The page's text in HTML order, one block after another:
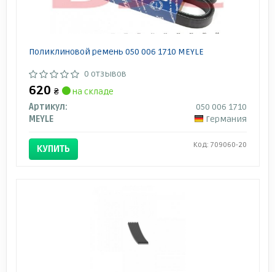
Поликлиновой ремень 050 006 1710 MEYLE
0 отзывов
620 ₴
на складе
Артикул:
050 006 1710
MEYLE
Германия
КУПИТЬ Код: 709060-20